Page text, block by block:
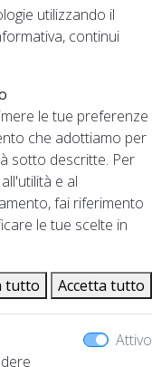
utilizzando il
continui
le tue preferenze
che adottiamo per
sotto descritte. Per
e al
fai riferimento
le tue scelte in
tutto Accetta tutto
Attivo